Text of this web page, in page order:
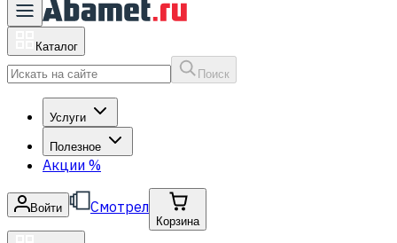
Каталог
Поиск
Услуги
Полезное
Акции %
Войти Смотрел
Корзина